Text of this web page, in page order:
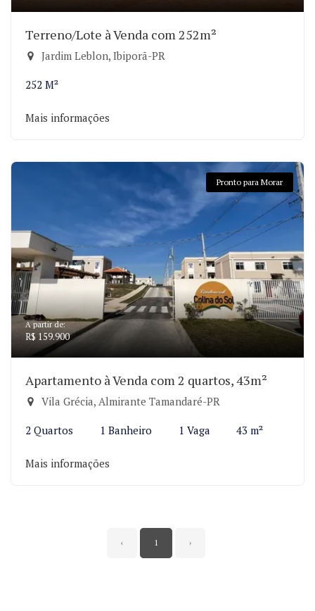
Terreno/Lote à Venda com 252m²
Jardim Leblon, Ibiporã-PR
252 M²
Mais informações
Pronto para Morar
A partir de:
R$ 159.900
Apartamento à Venda com 2 quartos, 43m²
Vila Grécia, Almirante Tamandaré-PR
2 Quartos 1 Banheiro 1 Vaga 43 m²
Mais informações
‹ 1 ›